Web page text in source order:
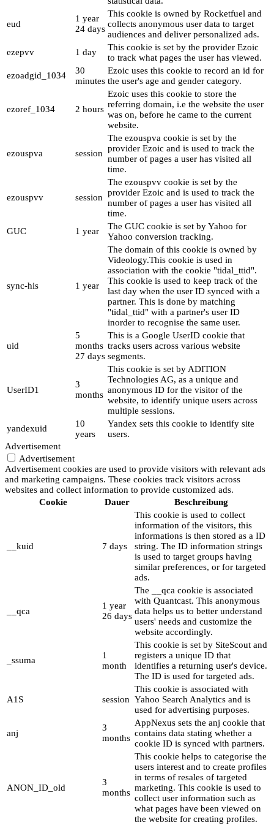
eud
1 year
24 days
This cookie is owned by Rocketfuel and
collects anonymous user data to target
audiences and deliver personalized ads.
ezepvv
1 day
This cookie is set by the provider Ezoic
to track what pages the user has viewed.
ezoadgid_1034
30
minutes
Ezoic uses this cookie to record an id for
the user's age and gender category.
ezoref_1034 2 hours
Ezoic uses this cookie to store the
referring domain, i.e the website the user
was on, before he came to the current
website.
ezouspva session
The ezouspva cookie is set by the
provider Ezoic and is used to track the
number of pages a user has visited all
time.
ezouspvv session
The ezouspvv cookie is set by the
provider Ezoic and is used to track the
number of pages a user has visited all
time.
GUC
1 year
The GUC cookie is set by Yahoo for
Yahoo conversion tracking.
sync-his 1 year
The domain of this cookie is owned by
Videology.This cookie is used in
association with the cookie "tidal_ttid".
This cookie is used to keep track of the
last day when the user ID synced with a
partner. This is done by matching
"tidal_ttid" with a partner's user ID
inorder to recognise the same user.
uid
5
months
27 days
This is a Google UserID cookie that
tracks users across various website
segments.
UserID1
3
months
This cookie is set by ADITION
Technologies AG, as a unique and
anonymous ID for the visitor of the
website, to identify unique users across
multiple sessions.
yandexuid
10
years
Yandex sets this cookie to identify site
users.
Advertisement
Advertisement
Advertisement cookies are used to provide visitors with relevant ads
and marketing campaigns. These cookies track visitors across
websites and collect information to provide customized ads.
Cookie
Dauer Beschreibung
__kuid 7 days
This cookie is used to collect
information of the visitors, this
informations is then stored as a ID
string. The ID information strings
is used to target groups having
similar preferences, or for targeted
ads.
__qca
1 year
26 days
The __qca cookie is associated
with Quantcast. This anonymous
data helps us to better understand
users' needs and customize the
website accordingly.
_ssuma
1
month
This cookie is set by SiteScout and
registers a unique ID that
identifies a returning user's device.
The ID is used for targeted ads.
A1S session
This cookie is associated with
Yahoo Search Analytics and is
used for advertising purposes.
anj
3
months
AppNexus sets the anj cookie that
contains data stating whether a
cookie ID is synced with partners.
ANON_ID_old
3
months
This cookie helps to categorise the
users interest and to create profiles
in terms of resales of targeted
marketing. This cookie is used to
collect user information such as
what pages have been viewed on
the website for creating profiles.